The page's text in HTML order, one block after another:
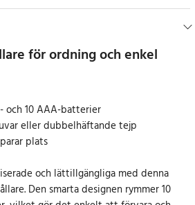
för ordning och enkel
och 10 AAA-batterier
eller dubbelhäftande tejp
plats
och lättillgängliga med denna
Den smarta designen rymmer 10